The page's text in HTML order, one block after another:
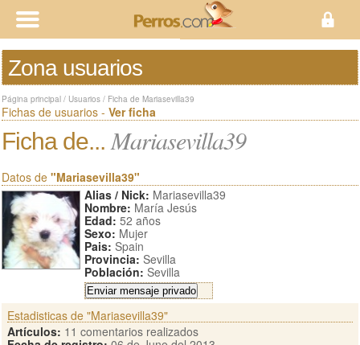
Zona usuarios
Página principal / Usuarios / Ficha de Mariasevilla39
Fichas de usuarios - Ver ficha
Ficha de... Mariasevilla39
Datos de "Mariasevilla39"
Alias / Nick: Mariasevilla39
Nombre: María Jesús
Edad: 52 años
Sexo: Mujer
Pais: Spain
Provincia: Sevilla
Población: Sevilla
Estadisticas de "Mariasevilla39"
Artículos: 11 comentarios realizados